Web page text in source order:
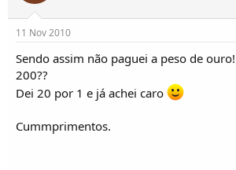
11 Nov 2010
Sendo assim não paguei a peso de ouro!
200??
Dei 20 por 1 e já achei caro
Cummprimentos.